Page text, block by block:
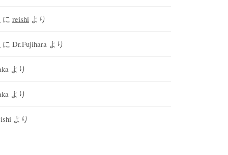
に reishi より
に Dr.Fujihara より
より
より
より